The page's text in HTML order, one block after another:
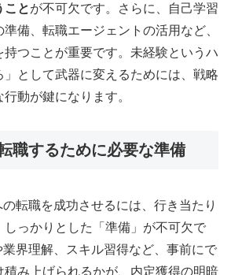
ことが不可欠です。さらに、自己学習
備、転職エージェントの活用など、
持つことが重要です。未経験というハ
」として武器に変えるためには、戦略
動が鍵になります。
職するために必要な準備
転職を成功させるには、行き当たり
しっかりとした「準備」が不可欠で
界理解、スキル習得など、事前にで
積み上げられるかが、内定獲得の明暗